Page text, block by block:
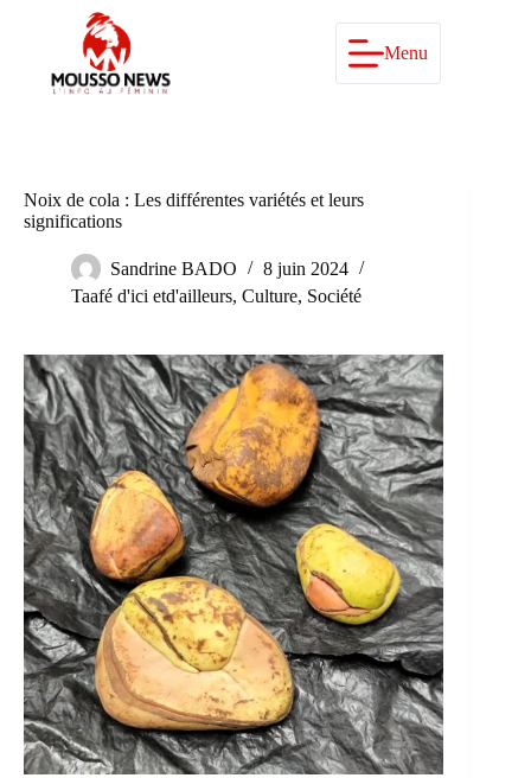
Menu
Noix de cola : Les différentes variétés et leurs
significations
Sandrine BADO
8 juin 2024
Taafé d'ici etd'ailleurs, Culture, Société